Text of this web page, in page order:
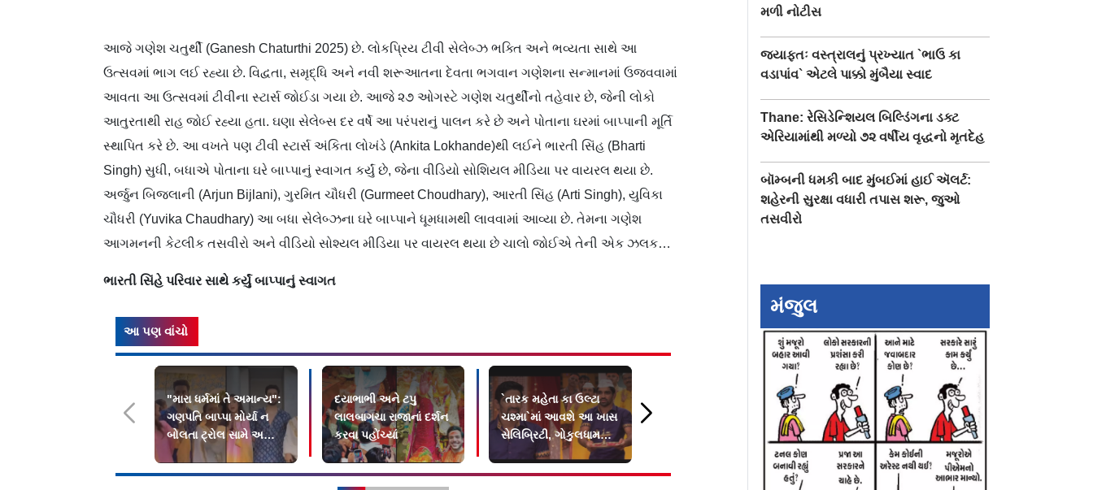
આજે ગણેશ ચતુર્થી (Ganesh Chaturthi 2025) છે. લોકપ્રિય ટીવી સેલેબ્ઝ ભક્તિ અને ભવ્યતા સાથે આ
ઉત્સવમાં ભાગ લઈ રહ્યા છે. વિદ્વતા, સમૃદ્ધિ અને નવી શરૂઆતના દેવતા ભગવાન ગણેશના સન્માનમાં ઉજવવામાં
આવતા આ ઉત્સવમાં ટીવીના સ્ટાર્સ જોઈડા ગયા છે. આજે ૨૭ ઓગસ્ટે ગણેશ ચતુર્થીનો તહેવાર છે, જેની લોકો
આતુરતાથી રાહ જોઈ રહ્યા હતા. ઘણા સેલેબ્સ દર વર્ષે આ પરંપરાનું પાલન કરે છે અને પોતાના ઘરમાં બાપ્પાની મૂર્તિ
સ્થાપિત કરે છે. આ વખતે પણ ટીવી સ્ટાર્સ અંકિતા લોખંડે (Ankita Lokhande)થી લઈને ભારતી સિંહ (Bharti
Singh) સુધી, બધાએ પોતાના ઘરે બાપ્પાનું સ્વાગત કર્યું છે, જેના વીડિયો સોશિયલ મીડિયા પર વાયરલ થયા છે.
અર્જુન બિજલાની (Arjun Bijlani), ગુરમિત ચૌધરી (Gurmeet Choudhary), આરતી સિંહ (Arti Singh), યુવિકા
ચૌધરી (Yuvika Chaudhary) આ બધા સેલેબ્ઝના ઘરે બાપ્પાને ધૂમધામથી લાવવામાં આવ્યા છે. તેમના ગણેશ
આગમનની કેટલીક તસવીરો અને વીડિયો સોશ્યલ મીડિયા પર વાયરલ થયા છે ચાલો જોઈએ તેની એક ઝલક…
ભારતી સિંહે પરિવાર સાથે કર્યું બાપ્પાનું સ્વાગત
આ પણ વાંચો
"મારા ધર્મમાં તે અમાન્ય":
ગણપતિ બાપ્પા મોર્યા ન
બોલતા ટ્રોલ સામે અલી
ગોનીનો જવાબ
દયાભાભી અને ટપુ
લાલબાગચા રાજાનાં દર્શન
કરવા પહોંચ્યાં
`તારક મહેતા કા ઉલ્ટા
ચશ્મા`માં આવશે આ ખાસ
સેલિબ્રિટી, ગોકુલધામમાં
કરશે ખાસ ઉજવણી
ઘરે આવ્યા ઇકો-ફ્રેન્ડલી
Video: `તારક મેહતા`ના
દયાબેને બાંધી રાખડી,
આસિત મોદી લાગ્યા દિશા
વાકાણીને પગે
મળી નોટીસ
જ્યાફતઃ વસ્ત્રાલનું પ્રખ્યાત `ભાઉ કા
વડાપાંવ` એટલે પાક્કો મુંબૈયા સ્વાદ
Thane: રેસિડેન્શિયલ બિલ્ડિંગના ડક્ટ
એરિયામાંથી મળ્યો ૭૨ વર્ષીય વૃદ્ધનો મૃતદેહ
બૉમ્બની ધમકી બાદ મુંબઈમાં હાઈ ઍલર્ટ:
શહેરની સુરક્ષા વધારી તપાસ શરૂ, જુઓ
તસવીરો
મંજુલ